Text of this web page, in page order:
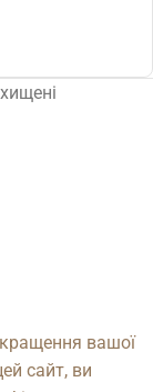
вашої
сайт, ви